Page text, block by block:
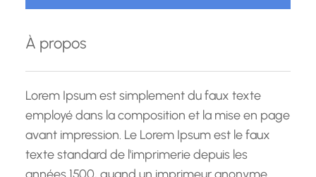
h
r
c
h
À propos
Lorem Ipsum est simplement du faux texte
employé dans la composition et la mise en page
avant impression. Le Lorem Ipsum est le faux
texte standard de l'imprimerie depuis les